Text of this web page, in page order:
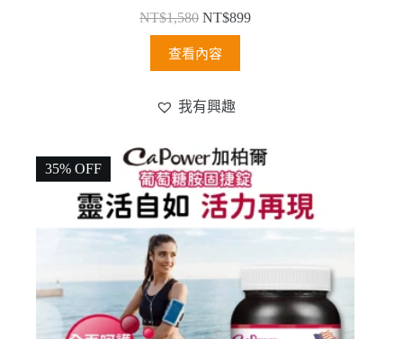
NT$1,580 NT$899
查看內容
我有興趣
35% OFF